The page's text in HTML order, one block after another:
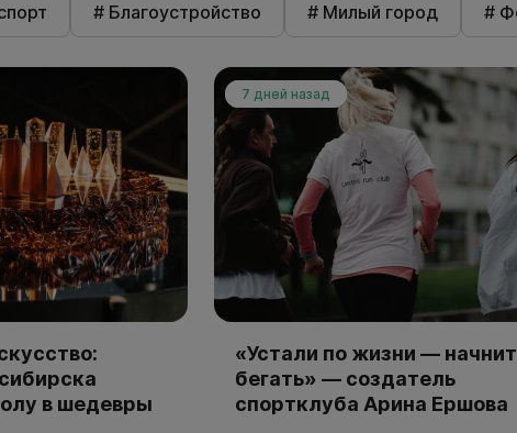
# Благоустройство # Милый город #
в шедевры
7 дней назад
«Устали по жизни —
бегать» — создатель
спортклуба Арина Ершова